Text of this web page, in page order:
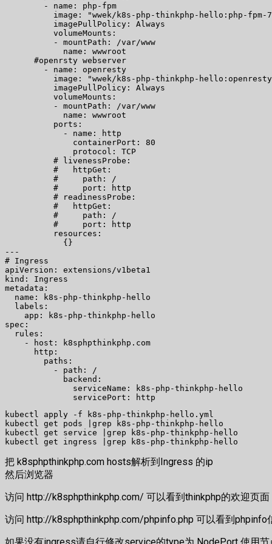
        - name: php-fpm
image: "wwek/k8s-php-thinkphp-hello:php-fpm-
          imagePullPolicy: Always
          volumeMounts:
          - mountPath: /var/www
            name: wwwroot
      #openrsty webserver
        - name: openresty
image: "wwek/k8s-php-thinkphp-
          imagePullPolicy: Always
          volumeMounts:
          - mountPath: /var/www
            name: wwwroot
          ports:
            - name: http
              containerPort: 80
              protocol: TCP
          # livenessProbe:
          #   httpGet:
          #     path: /
          #     port: http
          # readinessProbe:
          #   httpGet:
          #     path: /
          #     port: http
          resources:
            {}
---
# Ingress
apiVersion: extensions/v1beta1
kind: Ingress
metadata:
  name: k8s-php-thinkphp-hello
  labels:
    app: k8s-php-thinkphp-hello
spec:
  rules:
    - host: k8sphpthinkphp.com
      http:
        paths:
          - path: /
            backend:
              serviceName: k8s-php-thinkphp-hello
kubectl apply -f k8s-php-thinkphp-hello.yml
kubectl get pods |grep k8s-php-thinkphp-hello
kubectl get service |grep k8s-php-thinkphp-hello
把 k8sphpthinkphp.com hosts解析到Ingress 的ip
然后浏览器
访问 http://k8sphpthinkphp.com/ 可以看到thinkphp的欢迎页面
访问 http://k8sphpthinkphp.com/phpinfo.php 可以看到phpinfo
如果没有ingress请自行修改service的type为 NodePort 使用